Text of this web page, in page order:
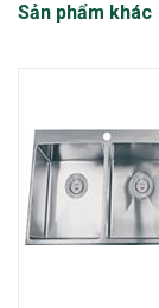
Sản phẩm khác